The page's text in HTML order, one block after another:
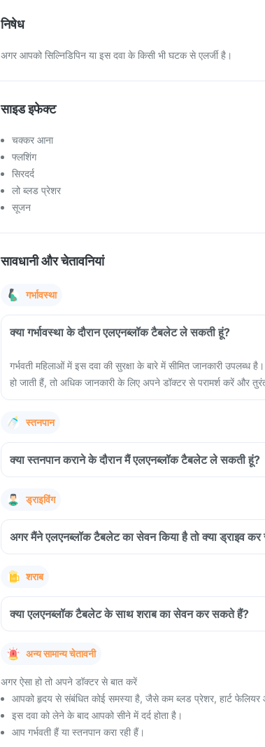
निषेध
अगर आपको सिल्निडिपिन या इस दवा के किसी भी घटक से एलर्जी है।
साइड इफेक्ट
चक्कर आना
फ्लशिंग
सिरदर्द
लो ब्लड प्रेशर
सूजन
सावधानी और चेतावनियां
गर्भावस्था
क्या गर्भावस्था के दौरान एलएनब्लॉक टैबलेट ले सकती हूं?
गर्भवती महिलाओं में इस दवा की सुरक्षा के बारे में सीमित जानकारी उपलब्ध
हो जाती हैं, तो अधिक जानकारी के लिए अपने डॉक्टर से परामर्श करें और
स्तनपान
क्या स्तनपान कराने के दौरान मैं एलएनब्लॉक टैबलेट ले सकती हूं?
ड्राइविंग
अगर मैंने एलएनब्लॉक टैबलेट का सेवन किया है तो क्या ड्राइव
शराब
क्या एलएनब्लॉक टैबलेट के साथ शराब का सेवन कर सकते हैं?
अन्य सामान्य चेतावनी
अगर ऐसा हो तो अपने डॉक्टर से बात करें
आपको हृदय से संबंधित कोई समस्या है, जैसे कम ब्लड प्रेशर, हार्ट फेलियर
इस दवा को लेने के बाद आपको सीने में दर्द होता है।
आप गर्भवती हैं या स्तनपान करा रही हैं।